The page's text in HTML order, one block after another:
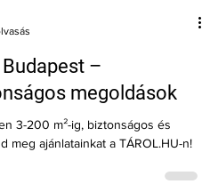
–
megoldások
3-200 m²-ig, biztonságos és
meg ajánlatainkat a TÁROL.HU-n!